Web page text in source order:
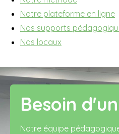
Notre plateforme en ligne
Nos supports
Nos locaux
Besoin
Notre équipe